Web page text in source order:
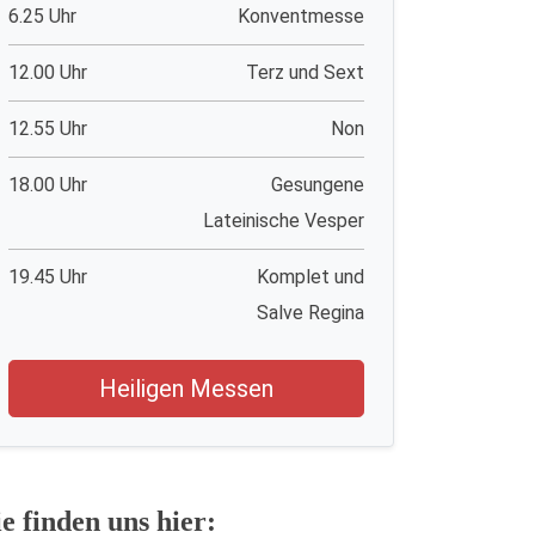
6.25 Uhr Konventmesse
12.00 Uhr Terz und Sext
12.55 Uhr Non
18.00 Uhr
Gesungene
Lateinische Vesper
19.45 Uhr
Komplet und
Salve Regina
Heiligen Messen
finden uns hier: